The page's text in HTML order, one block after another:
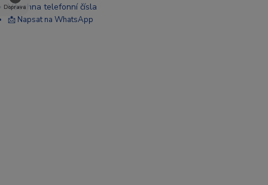
Doprava
Všechna telefonní čísla
📩 Napsat na WhatsApp